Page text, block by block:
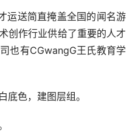
运送简直掩盖全国的闻名游
创作行业供给了重要的人才
也有CGwangG王氏教育学
底色，建图层组。